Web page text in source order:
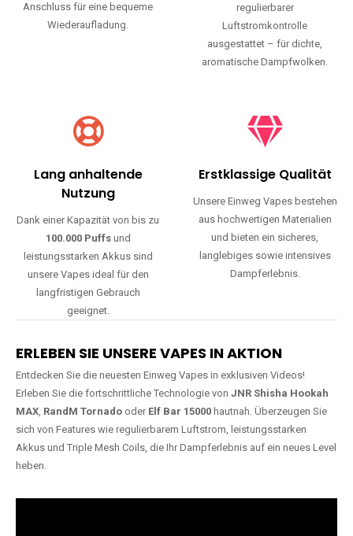
Anschluss für eine bequeme
Wiederaufladung.
regulierbarer
Luftstromkontrolle
ausgestattet – für dichte,
aromatische Dampfwolken.
Lang anhaltende
Nutzung
Dank einer Kapazität von bis zu
100.000 Puffsund
leistungsstarken Akkus sind
unsere Vapes ideal für den
langfristigen Gebrauch
geeignet.
Erstklassige Qualität
Unsere Einweg Vapes bestehen
aus hochwertigen Materialien
und bieten ein sicheres,
langlebiges sowie intensives
Dampferlebnis.
ERLEBEN SIE UNSERE VAPES IN AKTION
Entdecken Sie die neuesten Einweg Vapes in exklusiven Videos!
Erleben Sie die fortschrittliche Technologie von JNR Shisha Hookah
MAX, RandM Tornado oder Elf Bar 15000 hautnah. Überzeugen Sie
sich von Features wie regulierbarem Luftstrom, leistungsstarken
Akkus und Triple Mesh Coils, die Ihr Dampferlebnis auf ein neues Level
heben.